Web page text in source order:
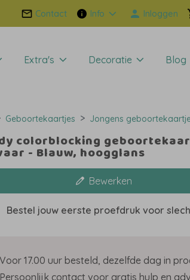
Contact Info Inloggen
Extra's Decoratie Blog
Geboortekaartjes Jongens
colorblocking
- Blauw, hoogglans
Bewerken
Bestel jouw eerste proefdruk voor
Voor 17.00 uur besteld, dezelfde dag in
Persoonlijk contact voor gratis hulp en